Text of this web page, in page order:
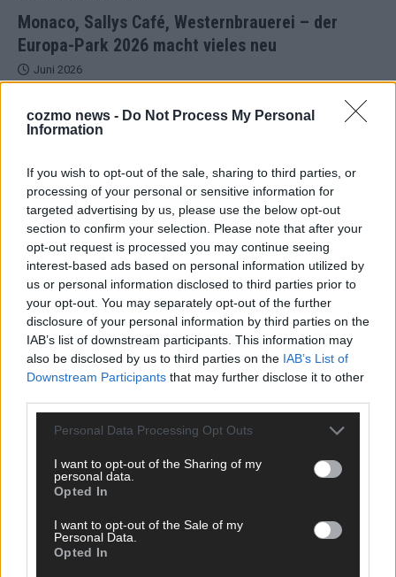
cozmo news - Do Not Process My Personal
Information
If you wish to opt-out of the sale, sharing to third parties, or
processing of your personal or sensitive information for
targeted advertising by us, please use the below opt-out
section to confirm your selection. Please note that after your
opt-out request is processed you may continue seeing
interest-based ads based on personal information utilized by
us or personal information disclosed to third parties prior to
your opt-out. You may separately opt-out of the further
disclosure of your personal information by third parties on the
IAB’s list of downstream participants. This information may
also be disclosed by us to third parties on the IAB’s List of
Downstream Participants that may further disclose it to other
Personal Data Processing Opt Outs
I want to opt-out of the Sharing of my
personal data.
Opted In
I want to opt-out of the Sale of my
Personal Data.
Opted In
Monaco, Sallys Café, Westernbrauerei – der
Europa-Park 2026 macht vieles neu
Juni 2026
DARA gewinnt verdient, Israel beunruhigend –
unser Kommentar zum ESC 2026
KOMMENTAR
Mai 2026
ESC-Finale morgen: Finnland Favorit, Australien
aufgestiegen – alle 25 Acts im Kurzcheck
KOMMENTAR
JJ hat den Abend gerettet – der Rest des ESC-Halbfinales
war solide, aber kein Feuerwerk
sechs zittern, einer chancenlos!
Mai 2026